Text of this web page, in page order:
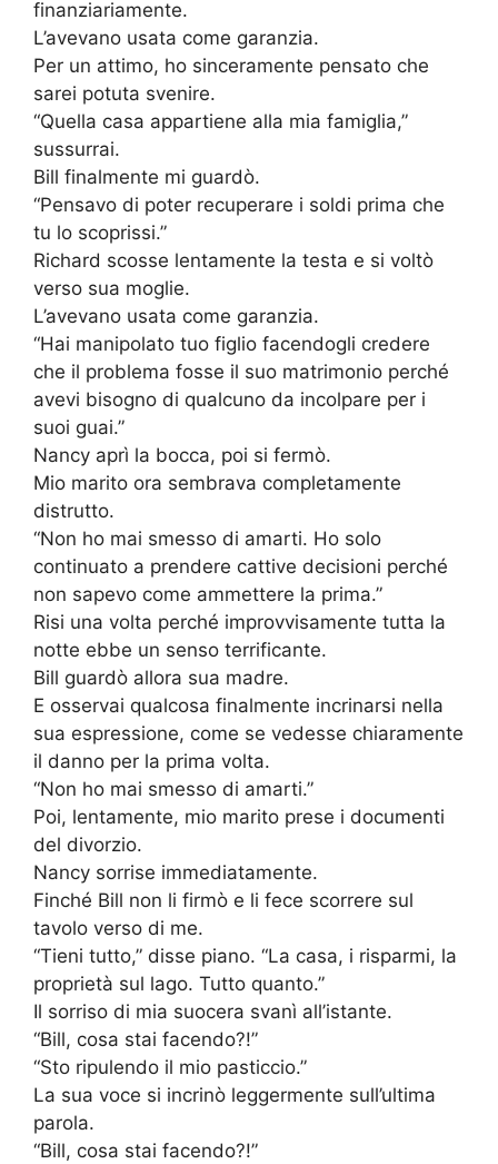
finanziariamente.
L’avevano usata come garanzia.
Per un attimo, ho sinceramente pensato che
sarei potuta svenire.
“Quella casa appartiene alla mia famiglia,”
sussurrai.
Bill finalmente mi guardò.
“Pensavo di poter recuperare i soldi prima che
tu lo scoprissi.”
Richard scosse lentamente la testa e si voltò
verso sua moglie.
L’avevano usata come garanzia.
“Hai manipolato tuo figlio facendogli credere
che il problema fosse il suo matrimonio perché
avevi bisogno di qualcuno da incolpare per i
suoi guai.”
Nancy aprì la bocca, poi si fermò.
Mio marito ora sembrava completamente
distrutto.
“Non ho mai smesso di amarti. Ho solo
continuato a prendere cattive decisioni perché
non sapevo come ammettere la prima.”
Risi una volta perché improvvisamente tutta la
notte ebbe un senso terrificante.
Bill guardò allora sua madre.
E osservai qualcosa finalmente incrinarsi nella
sua espressione, come se vedesse chiaramente
il danno per la prima volta.
“Non ho mai smesso di amarti.”
Poi, lentamente, mio marito prese i documenti
del divorzio.
Nancy sorrise immediatamente.
Finché Bill non li firmò e li fece scorrere sul
tavolo verso di me.
“Tieni tutto,” disse piano. “La casa, i risparmi, la
proprietà sul lago. Tutto quanto.”
Il sorriso di mia suocera svanì all’istante.
“Bill, cosa stai facendo?!”
“Sto ripulendo il mio pasticcio.”
La sua voce si incrinò leggermente sull’ultima
parola.
“Bill, cosa stai facendo?!”